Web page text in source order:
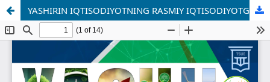
YASHIRIN IQTISODIYOTNING RASMIY IQTISODIYOTGA TA’SIRINI BAHOLASH MUAMMOLARI